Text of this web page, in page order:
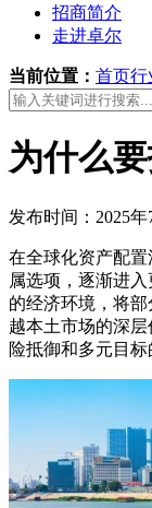
招商简介
走进卓尔
当前位置： 首页行
为什么
发布时间：2025年
在全球化资产配
属选项，逐渐进
的经济环境，将
越本土市场的深
险抵御和多元目标